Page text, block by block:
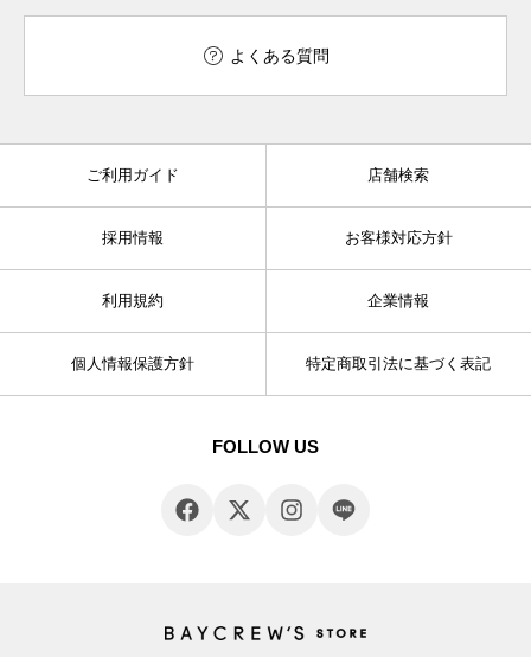
よくある質問
ご利用ガイド 店舗検索
採用情報 お客様対応方針
利用規約 企業情報
個人情報保護方針 特定商取引法に基づく表記
FOLLOW US